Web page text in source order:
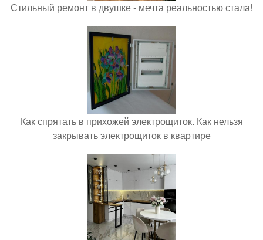
Стильный ремонт в двушке - мечта реальностью стала!
Как спрятать в прихожей электрощиток. Как нельзя
закрывать электрощиток в квартире